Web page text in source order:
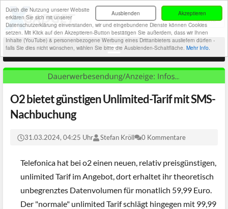
Akzeptieren
Ausblenden
Durch die Nutzung unserer Website
erklären Sie sich mit unserer
Datenschutzerklärung einverstanden, wir und eingebundene Dienste können Cookies
setzen. Mit Klick auf den Akzeptieren-Button bestätigen Sie außerdem, dass wir Ihnen
Inhalte (YouTube) & personenbezogene Werbung eines Drittanbieters ausliefern dürfen -
falls Sie dies nicht wünschen, wählen Sie bitte die Ausblenden-Schaltfläche. Mehr Info.
O2 bietet günstigen Unlimited-Tarif mit SMS-
Nachbuchung
31.03.2024, 04:25 Uhr Stefan Kröll 0 Kommentare
Telefonica hat bei o2 einen neuen, relativ preisgünstigen,
unlimited Tarif im Angebot, dort erhaltet ihr theoretisch
unbegrenztes Datenvolumen für monatlich 59,99 Euro.
Der "normale" unlimited Tarif schlägt hingegen mit 99,99